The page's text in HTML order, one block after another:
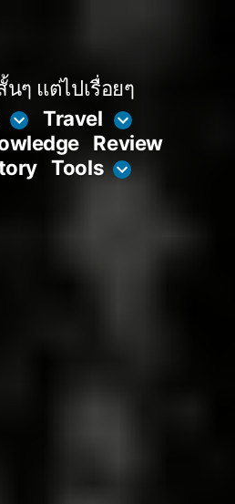
ๆ แต่ไปเรื่อยๆ
Travel
Review
Tools